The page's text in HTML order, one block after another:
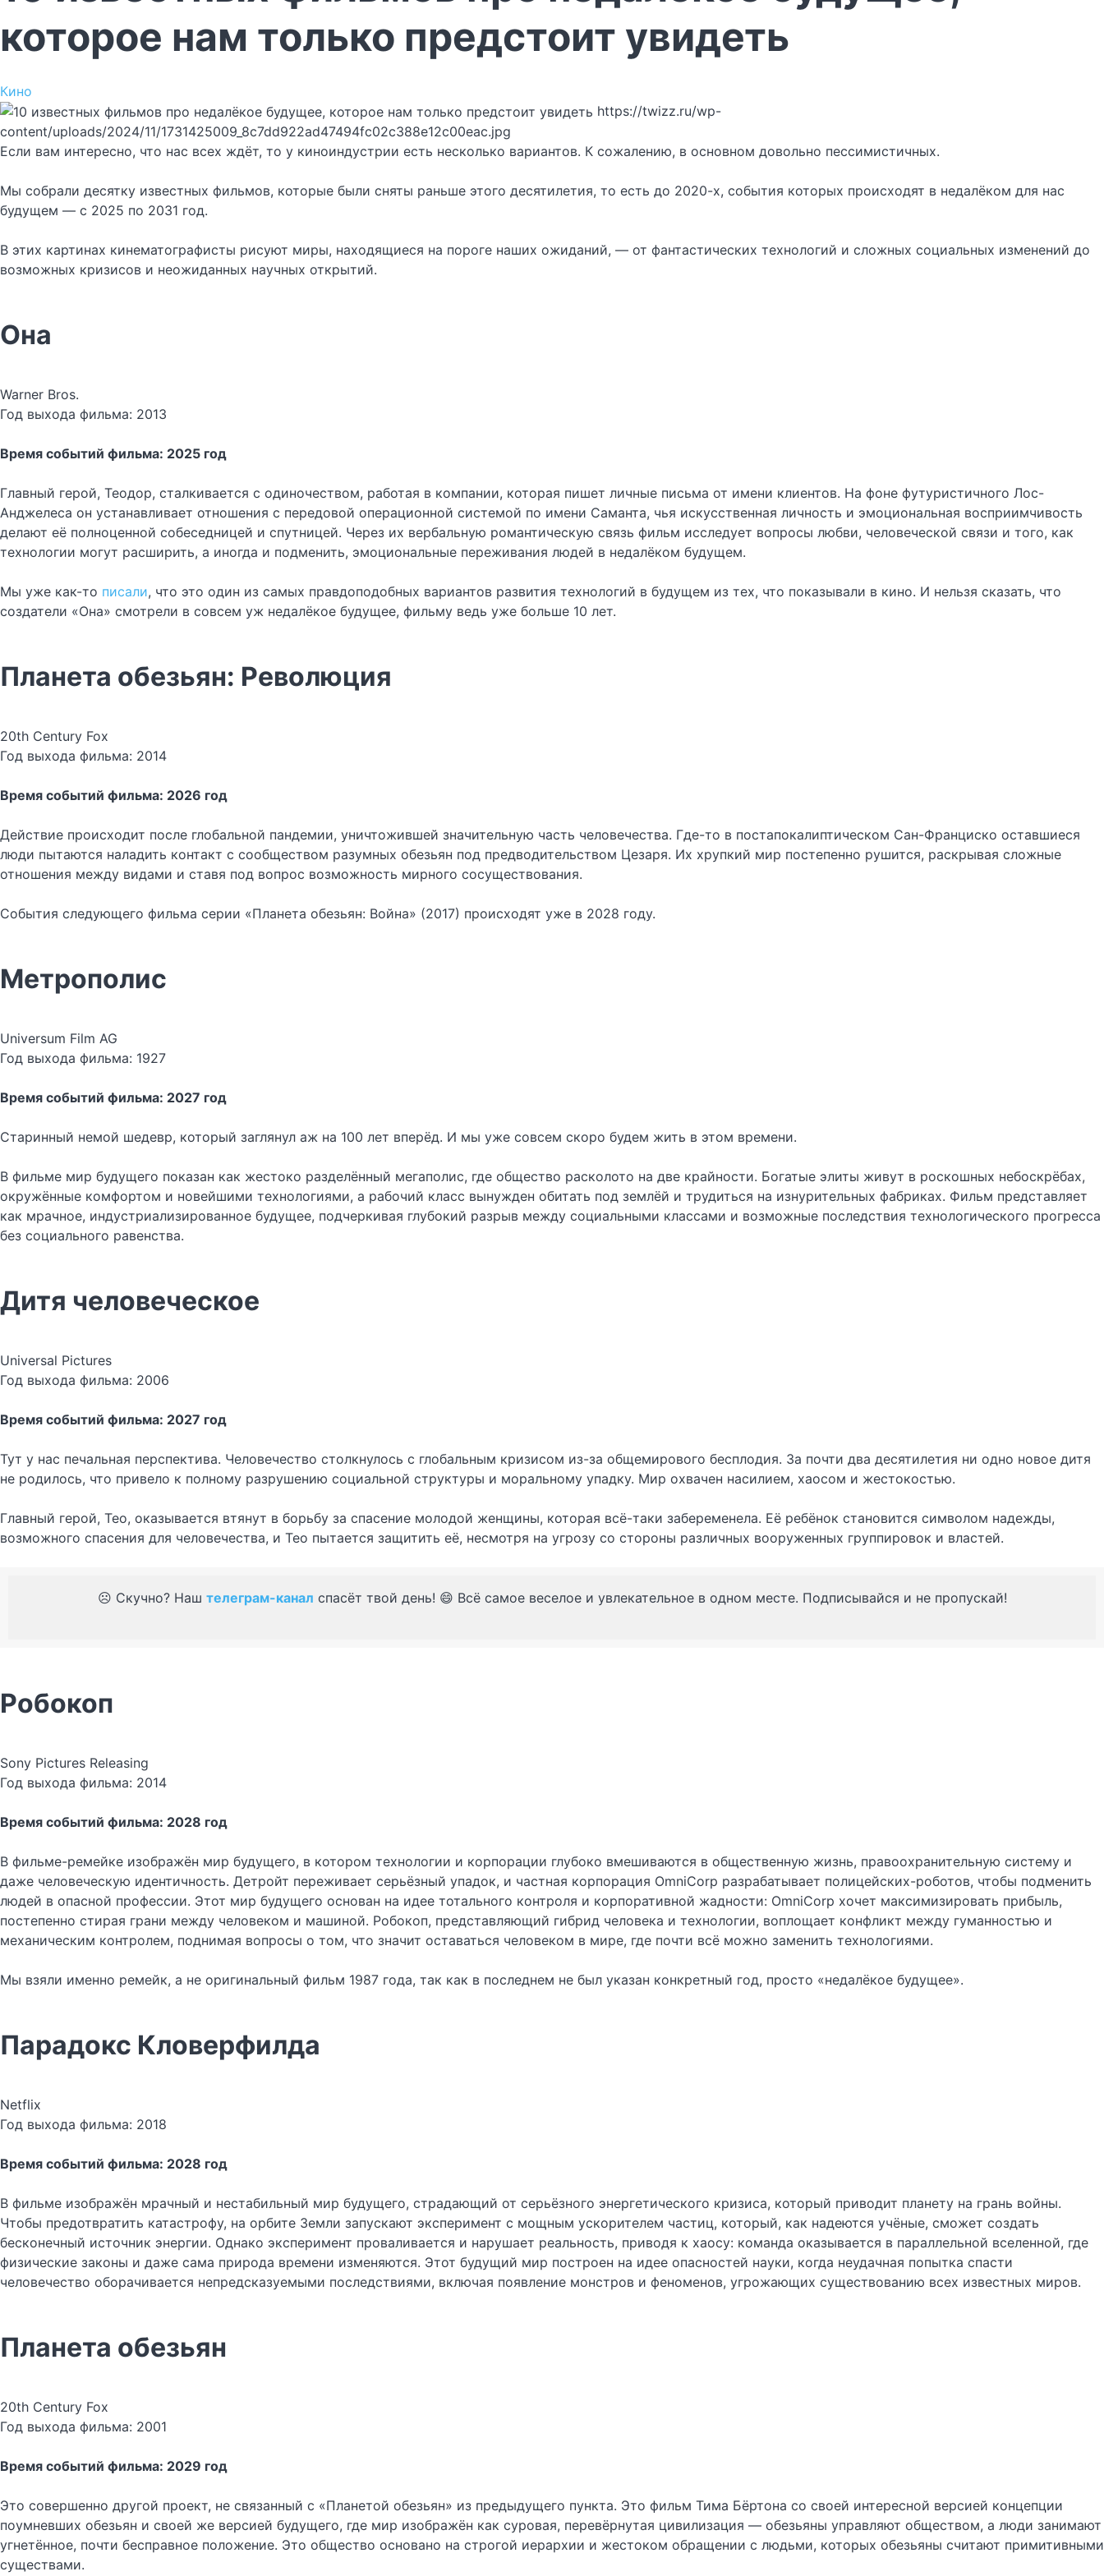
которое нам только предстоит увидеть
Кино
https://twizz.ru/wp-
content/uploads/2024/11/1731425009_8c7dd922ad47494fc02c388e12c00eac.jpg
Если вам интересно, что нас всех ждёт, то у киноиндустрии есть несколько вариантов. К сожалению, в основном довольно пессимистичных.
Мы собрали десятку известных фильмов, которые были сняты раньше этого десятилетия, то есть до 2020-х, события которых происходят в недалёком для нас
будущем — с 2025 по 2031 год.
В этих картинах кинематографисты рисуют миры, находящиеся на пороге наших ожиданий, — от фантастических технологий и сложных социальных изменений до
возможных кризисов и неожиданных научных открытий.
Она
Warner Bros.
Год выхода фильма: 2013
Время событий фильма: 2025 год
Главный герой, Теодор, сталкивается с одиночеством, работая в компании, которая пишет личные письма от имени клиентов. На фоне футуристичного Лос-
Анджелеса он устанавливает отношения с передовой операционной системой по имени Саманта, чья искусственная личность и эмоциональная восприимчивость
делают её полноценной собеседницей и спутницей. Через их вербальную романтическую связь фильм исследует вопросы любви, человеческой связи и того, как
технологии могут расширить, а иногда и подменить, эмоциональные переживания людей в недалёком будущем.
Мы уже как-то писали, что это один из самых правдоподобных вариантов развития технологий в будущем из тех, что показывали в кино. И нельзя сказать, что
создатели «Она» смотрели в совсем уж недалёкое будущее, фильму ведь уже больше 10 лет.
Планета обезьян: Революция
20th Century Fox
Год выхода фильма: 2014
Время событий фильма: 2026 год
Действие происходит после глобальной пандемии, уничтожившей значительную часть человечества. Где-то в постапокалиптическом Сан-Франциско оставшиеся
люди пытаются наладить контакт с сообществом разумных обезьян под предводительством Цезаря. Их хрупкий мир постепенно рушится, раскрывая сложные
отношения между видами и ставя под вопрос возможность мирного сосуществования.
События следующего фильма серии «Планета обезьян: Война» (2017) происходят уже в 2028 году.
Метрополис
Universum Film AG
Год выхода фильма: 1927
Время событий фильма: 2027 год
Старинный немой шедевр, который заглянул аж на 100 лет вперёд. И мы уже совсем скоро будем жить в этом времени.
В фильме мир будущего показан как жестоко разделённый мегаполис, где общество расколото на две крайности. Богатые элиты живут в роскошных небоскрёбах,
окружённые комфортом и новейшими технологиями, а рабочий класс вынужден обитать под землёй и трудиться на изнурительных фабриках. Фильм представляет
как мрачное, индустриализированное будущее, подчеркивая глубокий разрыв между социальными классами и возможные последствия технологического прогресса
без социального равенства.
Дитя человеческое
Universal Pictures
Год выхода фильма: 2006
Время событий фильма: 2027 год
Тут у нас печальная перспектива. Человечество столкнулось с глобальным кризисом из-за общемирового бесплодия. За почти два десятилетия ни одно новое дитя
не родилось, что привело к полному разрушению социальной структуры и моральному упадку. Мир охвачен насилием, хаосом и жестокостью.
Главный герой, Тео, оказывается втянут в борьбу за спасение молодой женщины, которая всё-таки забеременела. Её ребёнок становится символом надежды,
возможного спасения для человечества, и Тео пытается защитить её, несмотря на угрозу со стороны различных вооруженных группировок и властей.
☹️ Скучно? Наш телеграм-канал спасёт твой день! 😄 Всё самое веселое и увлекательное в одном месте. Подписывайся и не пропускай!
Робокоп
Sony Pictures Releasing
Год выхода фильма: 2014
Время событий фильма: 2028 год
В фильме-ремейке изображён мир будущего, в котором технологии и корпорации глубоко вмешиваются в общественную жизнь, правоохранительную систему и
даже человеческую идентичность. Детройт переживает серьёзный упадок, и частная корпорация OmniCorp разрабатывает полицейских-роботов, чтобы подменить
людей в опасной профессии. Этот мир будущего основан на идее тотального контроля и корпоративной жадности: OmniCorp хочет максимизировать прибыль,
постепенно стирая грани между человеком и машиной. Робокоп, представляющий гибрид человека и технологии, воплощает конфликт между гуманностью и
механическим контролем, поднимая вопросы о том, что значит оставаться человеком в мире, где почти всё можно заменить технологиями.
Мы взяли именно ремейк, а не оригинальный фильм 1987 года, так как в последнем не был указан конкретный год, просто «недалёкое будущее».
Парадокс Кловерфилда
Netflix
Год выхода фильма: 2018
Время событий фильма: 2028 год
В фильме изображён мрачный и нестабильный мир будущего, страдающий от серьёзного энергетического кризиса, который приводит планету на грань войны.
Чтобы предотвратить катастрофу, на орбите Земли запускают эксперимент с мощным ускорителем частиц, который, как надеются учёные, сможет создать
бесконечный источник энергии. Однако эксперимент проваливается и нарушает реальность, приводя к хаосу: команда оказывается в параллельной вселенной, где
физические законы и даже сама природа времени изменяются. Этот будущий мир построен на идее опасностей науки, когда неудачная попытка спасти
человечество оборачивается непредсказуемыми последствиями, включая появление монстров и феноменов, угрожающих существованию всех известных миров.
Планета обезьян
20th Century Fox
Год выхода фильма: 2001
Время событий фильма: 2029 год
Это совершенно другой проект, не связанный с «Планетой обезьян» из предыдущего пункта. Это фильм Тима Бёртона со своей интересной версией концепции
поумневших обезьян и своей же версией будущего, где мир изображён как суровая, перевёрнутая цивилизация — обезьяны управляют обществом, а люди занимают
угнетённое, почти бесправное положение. Это общество основано на строгой иерархии и жестоком обращении с людьми, которых обезьяны считают примитивными
существами.